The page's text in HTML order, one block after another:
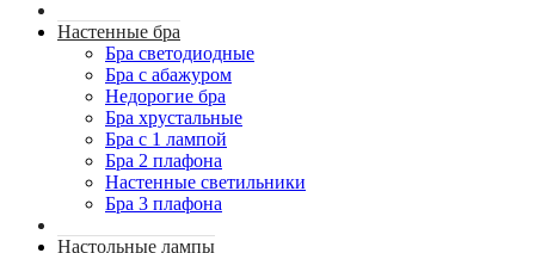
Настенные бра
Бра светодиодные
Бра с абажуром
Недорогие бра
Бра хрустальные
Бра с 1 лампой
Бра 2 плафона
Настенные светильники
Бра 3 плафона
Настольные лампы